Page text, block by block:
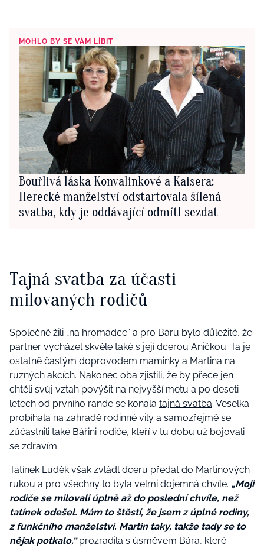
MOHLO BY SE VÁM LÍBIT
Bouřlivá láska Konvalinkové a Kaisera:
Herecké manželství odstartovala šílená
svatba, kdy je oddávající odmítl sezdat
Tajná svatba za účasti
milovaných rodičů
Společně žili „na hromádce“ a pro Báru bylo důležité, že
partner vycházel skvěle také s její dcerou Aničkou. Ta je
ostatně častým doprovodem maminky a Martina na
různých akcích. Nakonec oba zjistili, že by přece jen
chtěli svůj vztah povýšit na nejvyšší metu a po deseti
letech od prvního rande se konala tajná svatba. Veselka
probíhala na zahradě rodinné vily a samozřejmě se
zúčastnili také Bářini rodiče, kteří v tu dobu už bojovali
se zdravím.
Tatínek Luděk však zvládl dceru předat do Martinových
rukou a pro všechny to byla velmi dojemná chvíle. „Moji
rodiče se milovali úplně až do poslední chvíle, než
tatínek odešel. Mám to štěstí, že jsem z úplné rodiny,
z funkčního manželství. Martin taky, takže tady se to
nějak potkalo,“prozradila s úsměvem Bára, které